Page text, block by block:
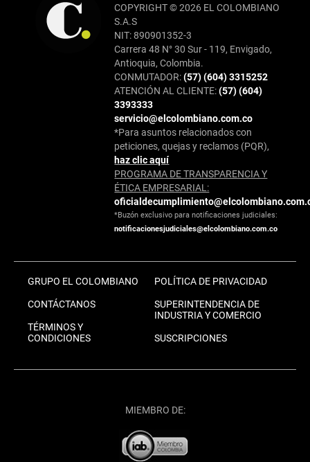
COPYRIGHT © 2026 EL COLOMBIANO
S.A.S
NIT: 890901352-3
Carrera 48 N° 30 Sur - 119, Envigado,
Antioquia, Colombia.
CONMUTADOR:(57) (604) 3315252
ATENCIÓN AL CLIENTE:(57) (604)
3393333
servicio@elcolombiano.com.co
*Para asuntos relacionados con
peticiones, quejas y reclamos (PQR),
haz clic aquí
PROGRAMA DE TRANSPARENCIA Y
ÉTICA EMPRESARIAL:
*Buzón exclusivo para notificaciones judiciales:
notificacionesjudiciales@elcolombiano.com.co
GRUPO EL COLOMBIANO
CONTÁCTANOS
TÉRMINOS Y
CONDICIONES
POLÍTICA DE PRIVACIDAD
SUPERINTENDENCIA DE
INDUSTRIA Y COMERCIO
SUSCRIPCIONES
MIEMBRO DE: